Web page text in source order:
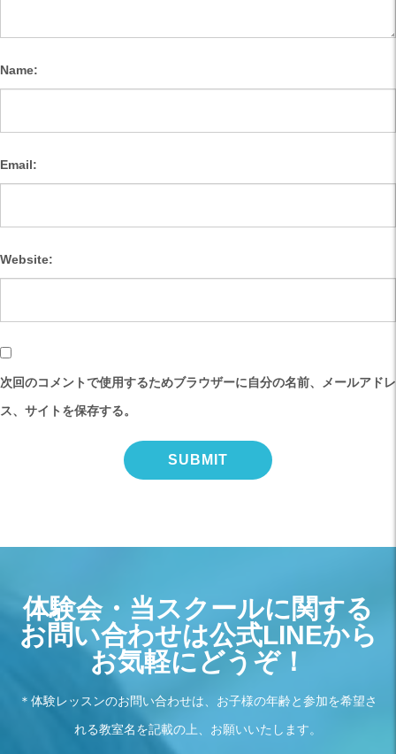
Name:
Email:
Website:
次回のコメントで使用するためブラウザーに自分の名前、メールアドレ
ス、サイトを保存する。
体験会・当スクールに関する
お問い合わせは公式LINEから
お気軽にどうぞ！
＊体験レッスンのお問い合わせは、お子様の年齢と参加を希望さ
れる教室名を記載の上、お願いいたします。